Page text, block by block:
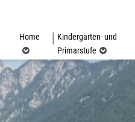
Home
Kindergarten- und
Primarstufe